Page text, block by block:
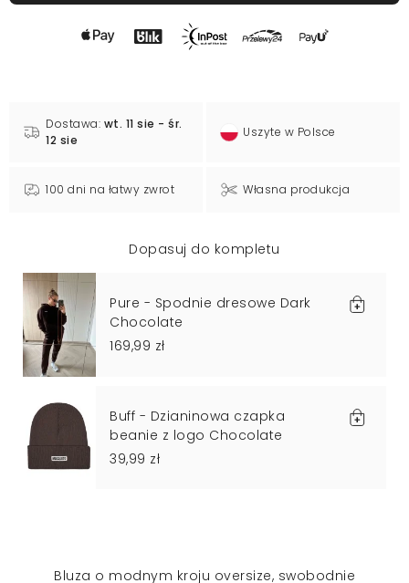
Dostawa: wt. 11 sie - śr.
12 sie
Uszyte w Polsce
100 dni na łatwy zwrot Własna produkcja
Dopasuj do kompletu
Pure - Spodnie dresowe Dark
Chocolate
169,99 zł
Buff - Dzianinowa czapka
beanie z logo Chocolate
39,99 zł
Bluza o modnym kroju oversize, swobodnie